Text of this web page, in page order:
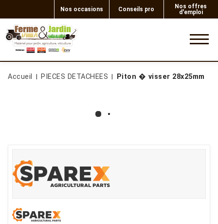
Nos occasions Conseils pro
Nos offres
d'emploi
Accueil PIECES DETACHEES Piton � visser 28x25mm